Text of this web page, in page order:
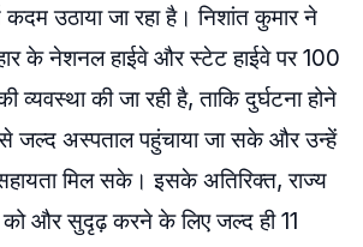
कदम उठाया जा रहा है। निशांत कुमार ने
के नेशनल हाईवे और स्टेट हाईवे पर 100
की जा रही है, ताकि दुर्घटना होने
जल्द अस्पताल पहुंचाया जा सके और उन्हें
मिल सके। इसके अतिरिक्त, राज्य
को और सुदृढ़ करने के लिए जल्द ही 11